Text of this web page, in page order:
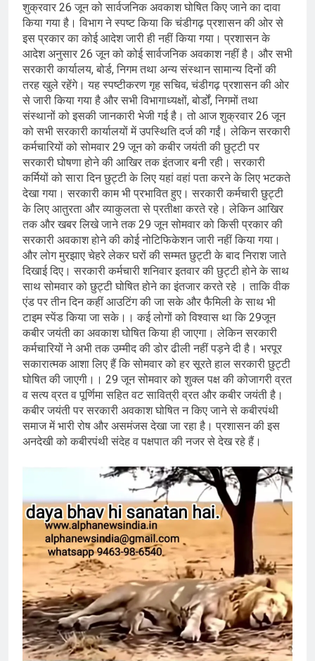
शुक्रवार 26 जून को सार्वजनिक अवकाश घोषित किए जाने का दावा
किया गया है। विभाग ने स्पष्ट किया कि चंडीगढ़ प्रशासन की ओर से
इस प्रकार का कोई आदेश जारी ही नहीं किया गया। प्रशासन के
आदेश अनुसार 26 जून को कोई सार्वजनिक अवकाश नहीं है। और सभी
सरकारी कार्यालय, बोर्ड, निगम तथा अन्य संस्थान सामान्य दिनों की
तरह खुले रहेंगे। यह स्पष्टीकरण गृह सचिव, चंडीगढ़ प्रशासन की ओर
से जारी किया गया है और सभी विभागाध्यक्षों, बोर्डों, निगमों तथा
संस्थानों को इसकी जानकारी भेजी गई है। तो आज शुक्रवार 26 जून
को सभी सरकारी कार्यालयों में उपस्थिति दर्ज की गईं। लेकिन सरकारी
कर्मचारियों को सोमवार 29 जून को कबीर जयंती की छुट्टी पर
सरकारी घोषणा होने की आखिर तक इंतजार बनी रही। सरकारी
कर्मियों को सारा दिन छुट्टी के लिए यहां वहां पता करने के लिए भटकते
देखा गया। सरकारी काम भी प्रभावित हुए। सरकारी कर्मचारी छुट्टी
के लिए आतुरता और व्याकुलता से प्रतीक्षा करते रहे। लेकिन आखिर
तक और खबर लिखे जाने तक 29 जून सोमवार को किसी प्रकार की
सरकारी अवकाश होने की कोई नोटिफिकेशन जारी नहीं किया गया।
और लोग मुरझाए चेहरे लेकर घरों की सम्मत छुट्टी के बाद निराश जाते
दिखाई दिए। सरकारी कर्मचारी शनिवार इतवार की छुट्टी होने के साथ
साथ सोमवार को छुट्टी घोषित होने का इंतजार करते रहे । ताकि वीक
एंड पर तीन दिन कहीं आउटिंग की जा सके और फैमिली के साथ भी
टाइम स्पेंड किया जा सके।। कई लोगों को विश्वास था कि 29जून
कबीर जयंती का अवकाश घोषित किया ही जाएगा। लेकिन सरकारी
कर्मचारियों ने अभी तक उम्मीद की डोर ढीली नहीं पड़ने दी है। भरपूर
सकारात्मक आशा लिए हैं कि सोमवार को हर सूरते हाल सरकारी छुट्टी
घोषित की जाएगी।। 29 जून सोमवार को शुक्ल पक्ष की कोजागरी व्रत
व सत्य व्रत व पूर्णिमा सहित वट सावित्री व्रत और कबीर जयंती है।
कबीर जयंती पर सरकारी अवकाश घोषित न किए जाने से कबीरपंथी
समाज में भारी रोष और असमंजस देखा जा रहा है। प्रशासन की इस
अनदेखी को कबीरपंथी संदेह व पक्षपात की नजर से देख रहे हैं।